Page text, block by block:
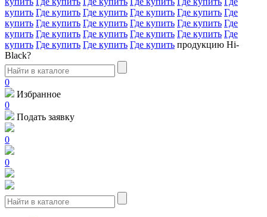
купить Где купить Где купить Где купить Где купить Где
купить Где купить Где купить Где купить Где купить Где
купить Где купить Где купить Где купить Где купить Где
купить Где купить Где купить Где купить продукцию Hi-
Black?
0
Избранное
0
Подать заявку
0
0